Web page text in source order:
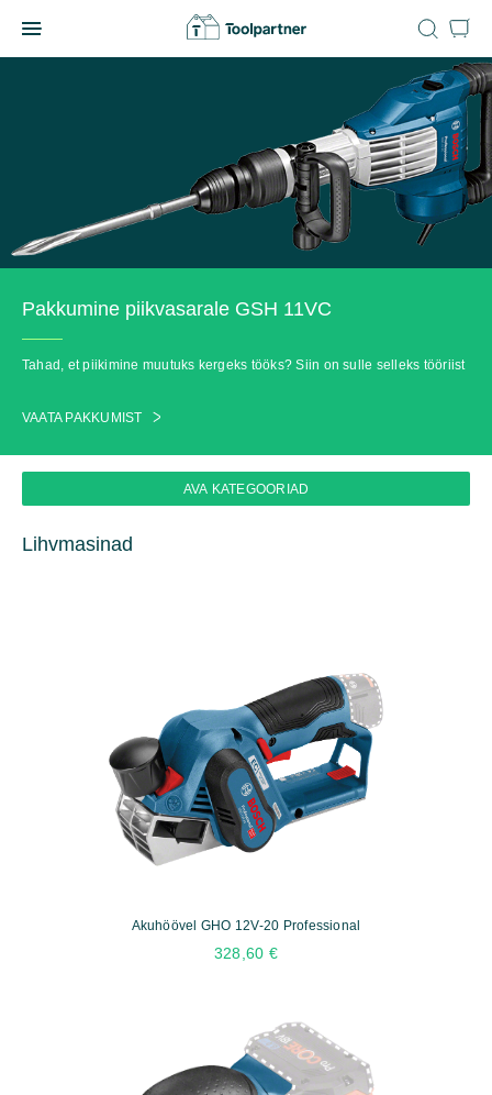
to
Toolpartner
Pakkumine piikvasarale GSH 11VC
Tahad, et piikimine muutuks kergeks tööks? Siin on sulle selleks tööriist
VAATA PAKKUMIST
AVA KATEGOORIAD
Lihvmasinad
Akuhöövel GHO 12V-20 Professional
328,60 €